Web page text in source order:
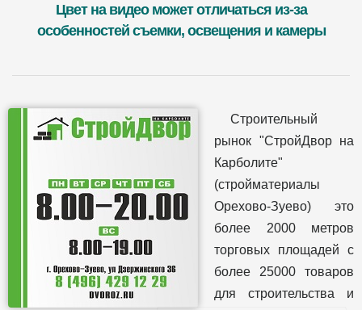
Цвет на видео может отличаться из-за
особенностей съемки, освещения и камеры
Строительный
рынок "СтройДвор на
Карболите"
(стройматериалы
Орехово-Зуево) это
более 2000 метров
торговых площадей с
более 25000 товаров
для строительства и